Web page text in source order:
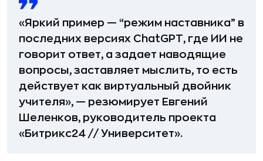
«Яркий пример — “режим наставника” в
последних версиях ChatGPT, где ИИ не
говорит ответ, а задает наводящие
вопросы, заставляет мыслить, то есть
действует как виртуальный двойник
учителя», — резюмирует Евгений
Шеленков, руководитель проекта
«Битрикс24 // Университет».